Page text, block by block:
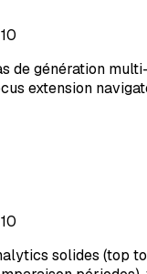
de génération
extension
solides (top